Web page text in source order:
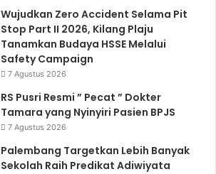
Wujudkan Zero Accident Selama Pit
Stop Part II 2026, Kilang Plaju
Tanamkan Budaya HSSE Melalui
Safety Campaign
7 Agustus 2026
RS Pusri Resmi ” Pecat ” Dokter
Tamara yang Nyinyiri Pasien BPJS
7 Agustus 2026
Palembang Targetkan Lebih Banyak
Sekolah Raih Predikat Adiwiyata